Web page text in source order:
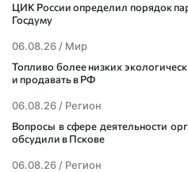
ЦИК России определил порядок
Госдуму
06.08.26 / Мир
Топливо более низких
и продавать в РФ
06.08.26 / Регион
Вопросы в сфере деятельности
обсудили в Пскове
06.08.26 / Регион